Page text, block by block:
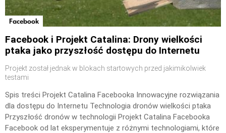
Facebook
Facebook i Projekt Catalina: Drony wielkości
ptaka jako przyszłość dostępu do Internetu
Projekt został jednak w blokach startowych przed jakimikolwiek
testami
Spis treści Projekt Catalina Facebooka Innowacyjne rozwiązania
dla dostępu do Internetu Technologia dronów wielkości ptaka
Przyszłość dronów w technologii Projekt Catalina Facebooka
Facebook od lat eksperymentuje z różnymi technologiami, które